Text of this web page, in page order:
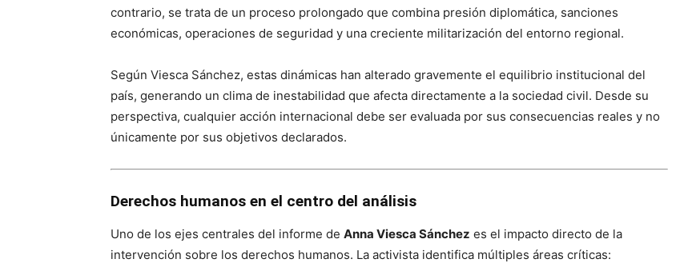
contrario, se trata de un proceso prolongado que combina presión diplomática, sanciones
económicas, operaciones de seguridad y una creciente militarización del entorno regional.
Según Viesca Sánchez, estas dinámicas han alterado gravemente el equilibrio institucional del
país, generando un clima de inestabilidad que afecta directamente a la sociedad civil. Desde su
perspectiva, cualquier acción internacional debe ser evaluada por sus consecuencias reales y no
únicamente por sus objetivos declarados.
Derechos humanos en el centro del análisis
Uno de los ejes centrales del informe de Anna Viesca Sánchez es el impacto directo de la
intervención sobre los derechos humanos. La activista identifica múltiples áreas críticas: